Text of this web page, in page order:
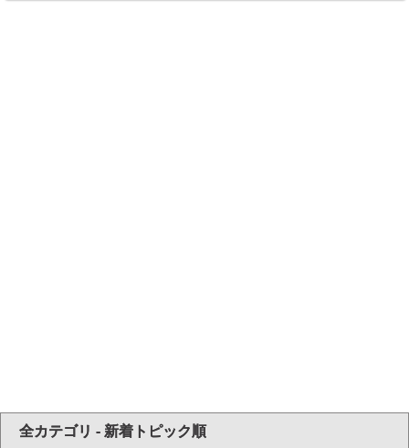
全カテゴリ - 新着トピック順